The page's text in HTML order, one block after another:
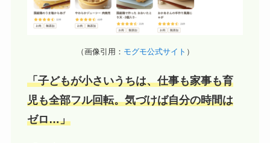
（画像引用： モグモ公式サイト ）
「子どもが小さいうちは、仕事も家事も育
児も全部フル回転。気づけば自分の時間は
ゼロ…」